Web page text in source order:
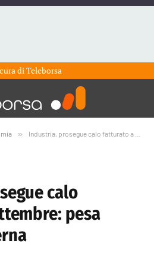
diTeleborsa
» Industria, prosegue calo fatturato a settembre: pesa domanda interna
calo
pesa